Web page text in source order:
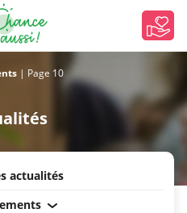
| Page 10
actualités